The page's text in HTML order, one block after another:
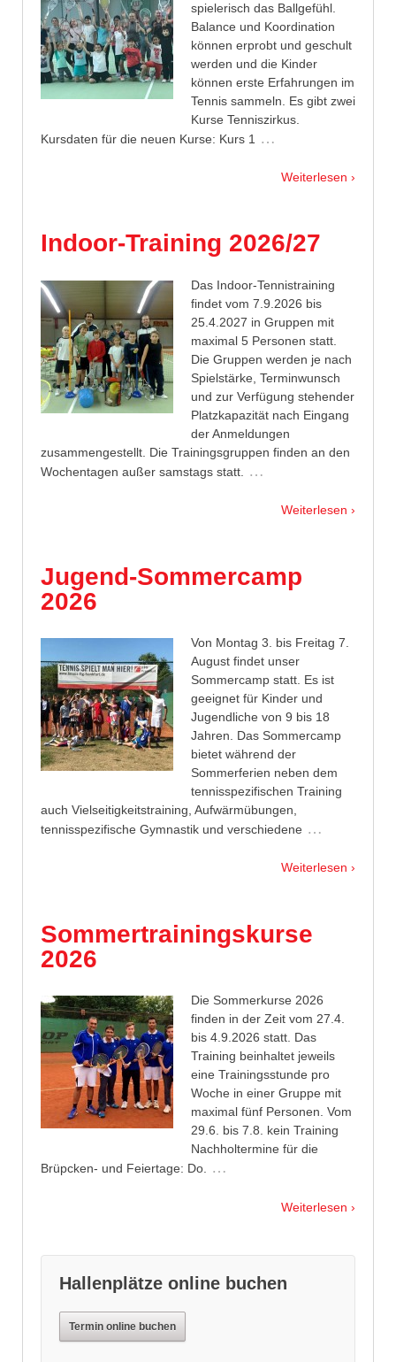
spielerisch das Ballgefühl.
Balance und Koordination
können erprobt und geschult
werden und die Kinder
können erste Erfahrungen im
Tennis sammeln. Es gibt zwei
Kurse Tenniszirkus.
Kursdaten für die neuen Kurse: Kurs 1
…
Weiterlesen ›
Indoor-Training 2026/27
Das Indoor-Tennistraining
findet vom 7.9.2026 bis
25.4.2027 in Gruppen mit
maximal 5 Personen statt.
Die Gruppen werden je nach
Spielstärke, Terminwunsch
und zur Verfügung stehender
Platzkapazität nach Eingang
der Anmeldungen
zusammengestellt. Die Trainingsgruppen finden an den
Wochentagen außer samstags statt.
…
Weiterlesen ›
Jugend-Sommercamp
2026
Von Montag 3. bis Freitag 7.
August findet unser
Sommercamp statt. Es ist
geeignet für Kinder und
Jugendliche von 9 bis 18
Jahren. Das Sommercamp
bietet während der
Sommerferien neben dem
tennisspezifischen Training
auch Vielseitigkeitstraining, Aufwärmübungen,
tennisspezifische Gymnastik und verschiedene …
Weiterlesen ›
Sommertrainingskurse
2026
Die Sommerkurse 2026
finden in der Zeit vom 27.4.
bis 4.9.2026 statt. Das
Training beinhaltet jeweils
eine Trainingsstunde pro
Woche in einer Gruppe mit
maximal fünf Personen. Vom
29.6. bis 7.8. kein Training
Nachholtermine für die
Brüpcken- und Feiertage: Do. …
Weiterlesen ›
Hallenplätze online buchen
Termin online buchen